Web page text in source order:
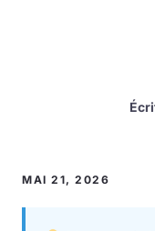
MAI 21, 2026